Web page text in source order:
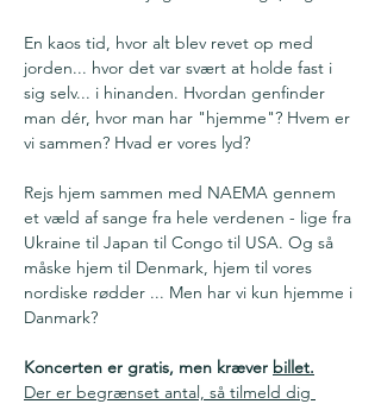
En kaos tid, hvor alt blev revet op med
jorden... hvor det var svært at holde fast i
sig selv... i hinanden. Hvordan genfinder
man dér, hvor man har "hjemme"? Hvem er
vi sammen? Hvad er vores lyd?
Rejs hjem sammen med NAEMA gennem
et væld af sange fra hele verdenen - lige fra
Ukraine til Japan til Congo til USA. Og så
måske hjem til Denmark, hjem til vores
nordiske rødder ... Men har vi kun hjemme i
Danmark?
Koncerten er gratis, men kræver billet.
Der er begrænset antal, så tilmeld dig